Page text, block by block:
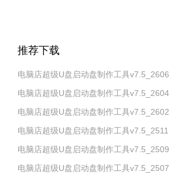
推荐下载
电脑店超级U盘启动盘制作工具v7.5_2606
电脑店超级U盘启动盘制作工具v7.5_2604
电脑店超级U盘启动盘制作工具v7.5_2602
电脑店超级U盘启动盘制作工具v7.5_2511
电脑店超级U盘启动盘制作工具v7.5_2509
电脑店超级U盘启动盘制作工具v7.5_2507